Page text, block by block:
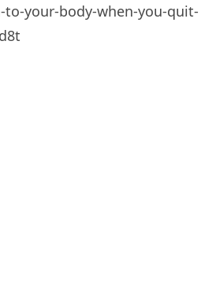
your-body-when-you-quit-